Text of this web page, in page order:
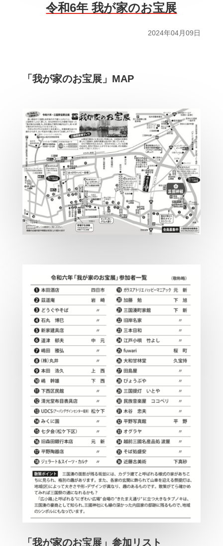
令和6年 我が家のお宝展
2024年04月09日
「我が家のお宝展」MAP
「我が家のお宝展」参加リスト